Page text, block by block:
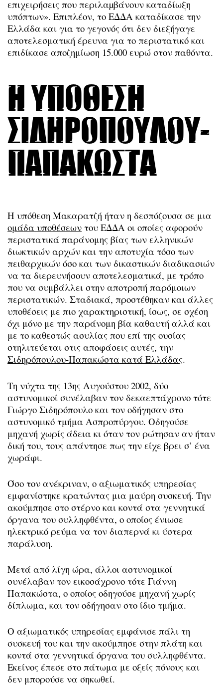
επιχειρήσεις που περιλαµβάνουν καταδίωξη
υπόπτων». Επιπλέον, το ΕΔΔΑ καταδίκασε την
Ελλάδα και για το γεγονός ότι δεν διεξήγαγε
αποτελεσματική έρευνα για το περιστατικό και
επιδίκασε αποζημίωση 15.000 ευρώ στον παθόντα.
Η υπόθεση
Σιδηρόπουλου-
Παπακώστα
Η υπόθεση Μακαρατζή ήταν η δεσπόζουσα σε μια
ομάδα υποθέσεων του ΕΔΔΑ οι οποίες αφορούν
περιστατικά παράνομης βίας των ελληνικών
διωκτικών αρχών και την αποτυχία τόσο των
πειθαρχικών όσο και των δικαστικών διαδικασιών
να τα διερευνήσουν αποτελεσματικά, με τρόπο
που να συμβάλλει στην αποτροπή παρόμοιων
περιστατικών. Σταδιακά, προστέθηκαν και άλλες
υποθέσεις με πιο χαρακτηριστική, ίσως, σε σχέση
όχι μόνο με την παράνομη βία καθαυτή αλλά και
με το καθεστώς ασυλίας που επί της ουσίας
στηλιτεύεται στις αποφάσεις αυτές, την
Σιδηρόπουλου-Παπακώστα κατά Ελλάδας.
Τη νύχτα της 13ης Αυγούστου 2002, δύο
αστυνομικοί συνέλαβαν τον δεκαεπτάχρονο τότε
Γιώργο Σιδηρόπουλο και τον οδήγησαν στο
αστυνομικό τμήμα Ασπροπύργου. Οδηγούσε
μηχανή χωρίς άδεια κι όταν τον ρώτησαν αν ήταν
δική του, τους απάντησε πως την είχε βρει σ’ ένα
χωράφι.
Όσο τον ανέκριναν, ο αξιωματικός υπηρεσίας
εμφανίστηκε κρατώντας μια μαύρη συσκευή. Την
ακούμπησε στο στέρνο και κοντά στα γεννητικά
όργανα του συλληφθέντα, ο οποίος ένιωσε
ηλεκτρικό ρεύμα να τον διαπερνά κι ύστερα
παράλυση.
Μετά από λίγη ώρα, άλλοι αστυνομικοί
συνέλαβαν τον εικοσάχρονο τότε Γιάννη
Παπακώστα, ο οποίος οδηγούσε μηχανή χωρίς
δίπλωμα, και τον οδήγησαν στο ίδιο τμήμα.
Ο αξιωματικός υπηρεσίας εμφάνισε πάλι τη
συσκευή του και την ακούμπησε στην πλάτη και
κοντά στα γεννητικά όργανα του συλληφθέντα.
Εκείνος έπεσε στο πάτωμα με οξείς πόνους και
δεν μπορούσε να σηκωθεί.